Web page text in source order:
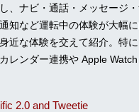
、ナビ・通話・メッセージ
知など運転中の体験が大幅
近な体験を交えて紹介。特
レンダー連携や Apple Watch
2.0 and Tweetie